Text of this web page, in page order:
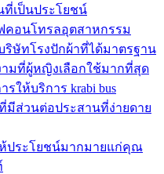
เป็นประโยชน์
คอนโทรลอุตสาหกรรม
ษัทโรงปักผ้าที่ได้มาตรฐาน
มที่ผู้หญิงเลือกใช้มากที่สุด
รให้บริการ krabi bus
มีส่วนต่อประสานที่ง่ายดาย
ประโยชน์มากมายแก่คุณ